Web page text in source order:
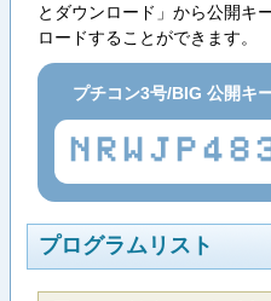
とダウンロード」から公開キ
ロードすることができます。
プチコン3号/BIG 公開キ
プログラムリスト